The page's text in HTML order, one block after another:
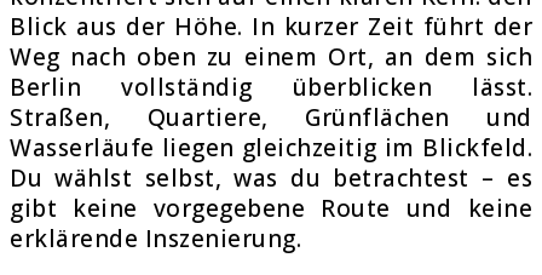
Blick aus der Höhe. In kurzer Zeit führt der
Weg nach oben zu einem Ort, an dem sich
Berlin vollständig überblicken lässt.
Straßen, Quartiere, Grünflächen und
Wasserläufe liegen gleichzeitig im Blickfeld.
Du wählst selbst, was du betrachtest – es
gibt keine vorgegebene Route und keine
erklärende Inszenierung.